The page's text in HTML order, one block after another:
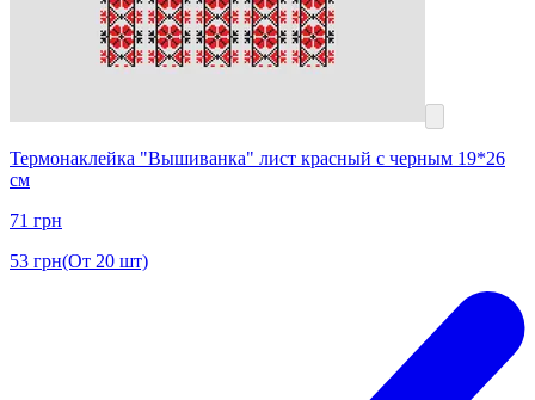
Термонаклейка "Вышиванка" лист красный с черным 19*26
см
71 грн
53 грн(От 20 шт)